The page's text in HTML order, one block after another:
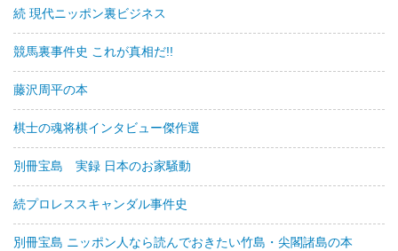
続 現代ニッポン裏ビジネス
競馬裏事件史 これが真相だ!!
藤沢周平の本
棋士の魂将棋インタビュー傑作選
別冊宝島 実録 日本のお家騒動
続プロレススキャンダル事件史
別冊宝島 ニッポン人なら読んでおきたい竹島・尖閣諸島の本